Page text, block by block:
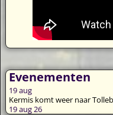
Evenementen
19aug
Kermis komt weer naar
19 aug 26